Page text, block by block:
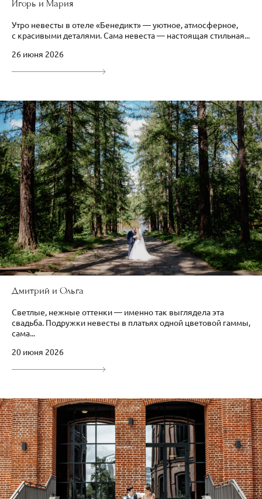
Игорь и Мария
Утро невесты в отеле «Бенедикт» — уютное, атмосферное,
с красивыми деталями. Сама невеста — настоящая стильная...
26 июня 2026
Дмитрий и Ольга
Светлые, нежные оттенки — именно так выглядела эта
свадьба. Подружки невесты в платьях одной цветовой гаммы,
сама...
20 июня 2026